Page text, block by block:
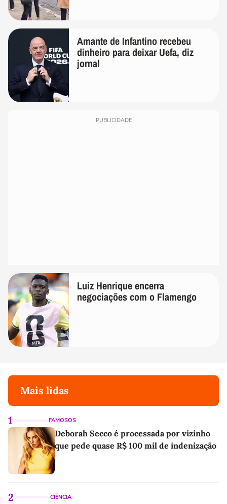
Amante de Infantino recebeu
dinheiro para deixar Uefa, diz
jornal
PUBLICIDADE
Luiz Henrique encerra
negociações com o Flamengo
Mais lidas
1 FAMOSOS
Deborah Secco é processada por vizinho
que pede quase R$ 100 mil de indenização
2 CIÊNCIA